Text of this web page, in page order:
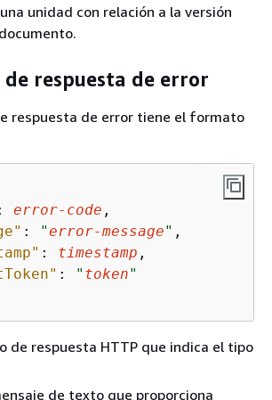
unidad con relación a la versión
de respuesta de error
respuesta de error tiene el formato
error-code ,
: "error-message" ,
: timestamp ,
: " token"
de respuesta HTTP que indica el tipo
de texto que proporciona